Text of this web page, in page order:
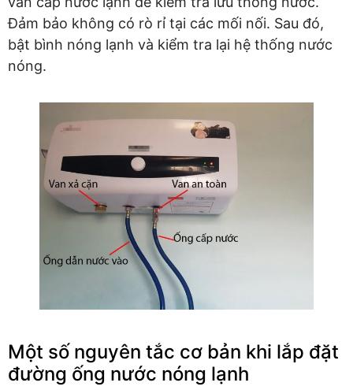
Đảm bảo không có rò rỉ tại các mối nối. Sau đó,
bật bình nóng lạnh và kiểm tra lại hệ thống nước
nóng.
Một số nguyên tắc cơ bản khi lắp đặt
đường ống nước nóng lạnh